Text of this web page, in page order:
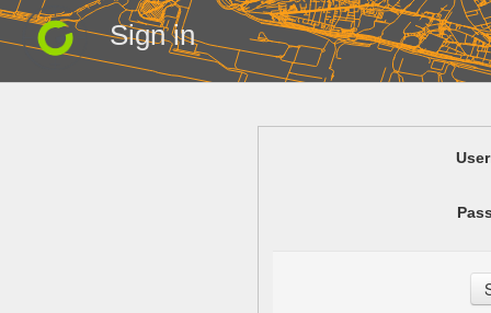
Sign in